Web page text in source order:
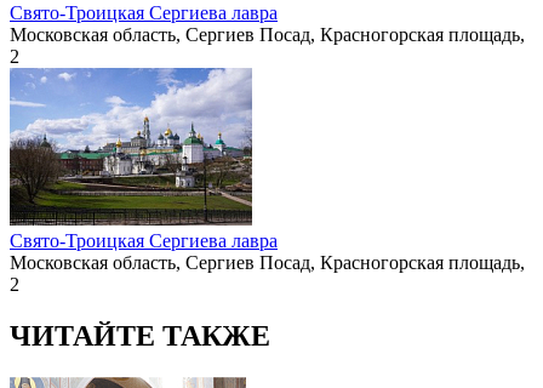
Свято-Троицкая Сергиева лавра
Московская область, Сергиев Посад, Красногорская площадь,
2
Свято-Троицкая Сергиева лавра
Московская область, Сергиев Посад, Красногорская площадь,
2
ЧИТАЙТЕ ТАКЖЕ